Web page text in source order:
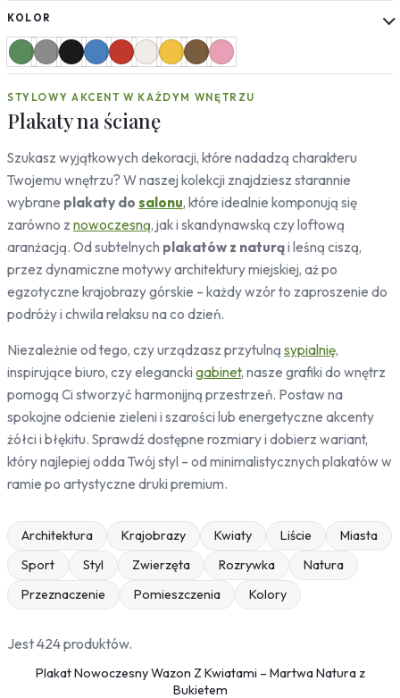
Wilk
Lew
Natura
Liście
Rośliny
Bambus
Palmy
Drzewa
Przeznaczenie
KOLOR
STYLOWY AKCENT W KAŻDYM WNĘTRZU
Plakaty na ścianę
Szukasz wyjątkowych dekoracji, które nadadzą charakteru
Twojemu wnętrzu? W naszej kolekcji znajdziesz starannie
wybrane plakaty do salonu, które idealnie komponują się
zarówno z nowoczesną, jak i skandynawską czy loftową
aranżacją. Od subtelnych plakatów z naturąi leśną ciszą,
przez dynamiczne motywy architektury miejskiej, aż po
egzotyczne krajobrazy górskie – każdy wzór to zaproszenie do
podróży i chwila relaksu na co dzień.
Niezależnie od tego, czy urządzasz przytulną sypialnię,
inspirujące biuro, czy elegancki gabinet, nasze grafiki do wnętrz
pomogą Ci stworzyć harmonijną przestrzeń. Postaw na
spokojne odcienie zieleni i szarości lub energetyczne akcenty
żółci i błękitu. Sprawdź dostępne rozmiary i dobierz wariant,
który najlepiej odda Twój styl – od minimalistycznych plakatów w
ramie po artystyczne druki premium.
Architektura Krajobrazy Kwiaty Liście
Miasta
Sport
Styl Zwierzęta Rozrywka
Natura
Przeznaczenie
Pomieszczenia Kolory
Jest 424 produktów.
Plakat Nowoczesny Wazon Z Kwiatami – Martwa Natura z
Bukietem